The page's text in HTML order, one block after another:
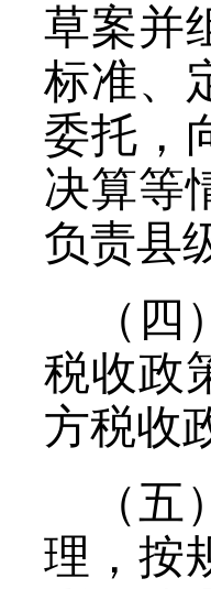
草案并
标准、
委托，
决算等
负责县
（
税收政
方税收
（
理，按